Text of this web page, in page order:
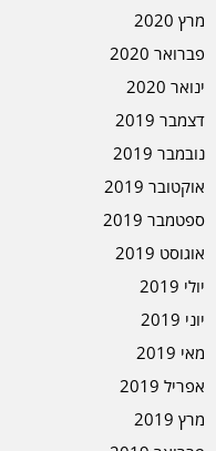
מרץ 2020
פברואר 2020
ינואר 2020
דצמבר 2019
נובמבר 2019
אוקטובר 2019
ספטמבר 2019
אוגוסט 2019
יולי 2019
יוני 2019
מאי 2019
אפריל 2019
מרץ 2019